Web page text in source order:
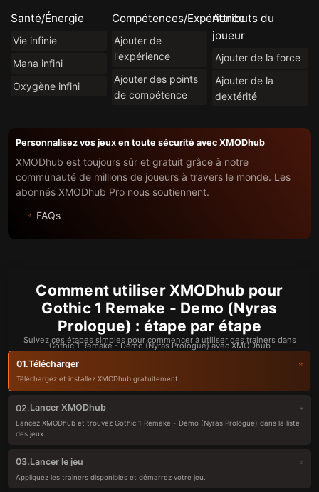
Santé/Énergie
Vie infinie
Mana infini
Oxygène infini
Compétences/Expérience
Ajouter de
l'expérience
Ajouter des points
de compétence
Attributs du
joueur
Ajouter de la force
Ajouter de la
dextérité
Personnalisez vos jeux en toute sécurité avec XMODhub
XMODhub est toujours sûr et gratuit grâce à notre
communauté de millions de joueurs à travers le monde. Les
abonnés XMODhub Pro nous soutiennent.
FAQs
Comment utiliser XMODhub pour
Gothic 1 Remake - Demo (Nyras
Prologue) : étape par étape
Suivez ces étapes simples pour commencer à utiliser des trainers dans
Gothic 1 Remake - Demo (Nyras Prologue) avec XMODhub
01.Télécharger
Téléchargez et installez XMODhub gratuitement.
02.Lancer XMODhub
Lancez XMODhub et trouvez Gothic 1 Remake - Demo (Nyras Prologue) dans la liste
des jeux.
03.Lancer le jeu
Appliquez les trainers disponibles et démarrez votre jeu.